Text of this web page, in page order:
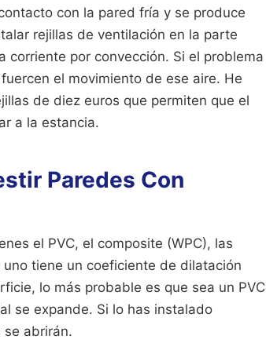
con la pared fría y se produce
rejillas de ventilación en la parte
corriente por convección. Si el problema
el movimiento de ese aire. He
de diez euros que permiten que el
a la estancia.
Paredes Con
el PVC, el composite (WPC), las
tiene un coeficiente de dilatación
lo más probable es que sea un PVC
se expande. Si lo has instalado
se abrirán.